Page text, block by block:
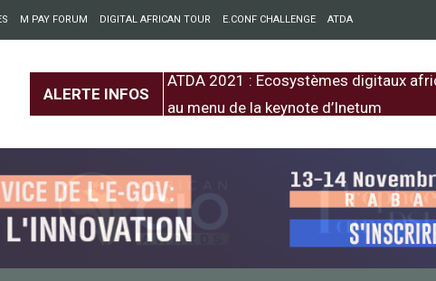
M PAY FORUM DIGITAL AFRICAN TOUR E.CONF CHALLENGE ATDA
ALERTE INFOS
entre l’Europe et
ATDA 2021 : Ecosystèmes digitaux
au menu de la keynote d’Inetum